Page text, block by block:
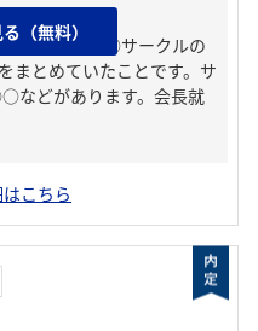
は、大学の○○サークルの
まとめていたことです。サ
などがあります。会長就
（無料）
こちら